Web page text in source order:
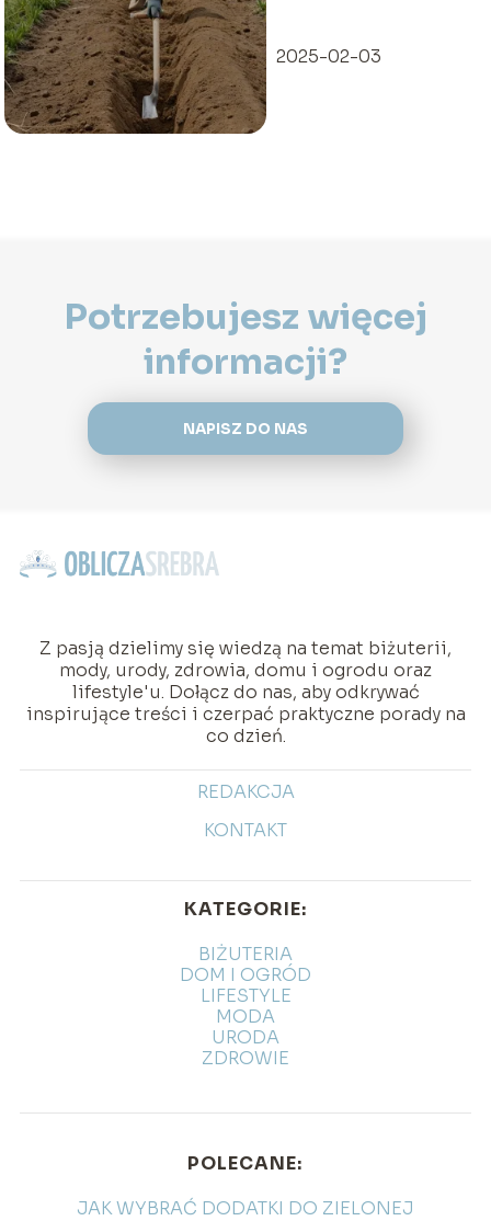
Praktyczny
2025-02-03
Potrzebujesz więcej
informacji?
NAPISZ DO NAS
Z pasją dzielimy się wiedzą na temat biżuterii,
mody, urody, zdrowia, domu i ogrodu oraz
lifestyle'u. Dołącz do nas, aby odkrywać
inspirujące treści i czerpać praktyczne porady na
co dzień.
REDAKCJA
KONTAKT
KATEGORIE:
BIŻUTERIA
DOM I OGRÓD
LIFESTYLE
MODA
URODA
ZDROWIE
POLECANE:
JAK WYBRAĆ DODATKI DO ZIELONEJ